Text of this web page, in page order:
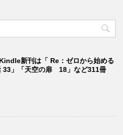
新刊は「 Re：ゼロから始める
33」「天空の扉 18」など311冊